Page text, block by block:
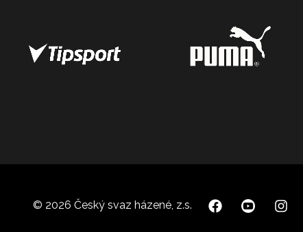
© 2026 Český svaz házené, z.s.